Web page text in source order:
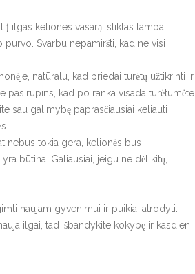
ilgas keliones vasarą, stiklas tampa
Svarbu nepamiršti, kad ne visi
natūralu, kad priedai turėtų užtikrinti ir
pasirūpins, kad po ranka visada turėtumėte
sau galimybę paprasčiausiai keliauti
tokia gera, kelionės bus
būtina. Galiausiai, jeigu ne dėl kitų,
naujam gyvenimui ir puikiai atrodyti.
ilgai, tad išbandykite kokybę ir kasdien